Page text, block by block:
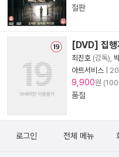
절판
[DVD] 집행
최진호 (감독),
아트서비스
9,900원 (100
품절
로그인 전체 메뉴